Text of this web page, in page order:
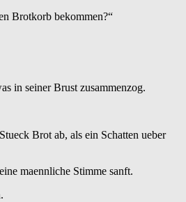
Brotkorb bekommen?“
in seiner Brust zusammenzog.
Brot ab, als ein Schatten ueber
maennliche Stimme sanft.